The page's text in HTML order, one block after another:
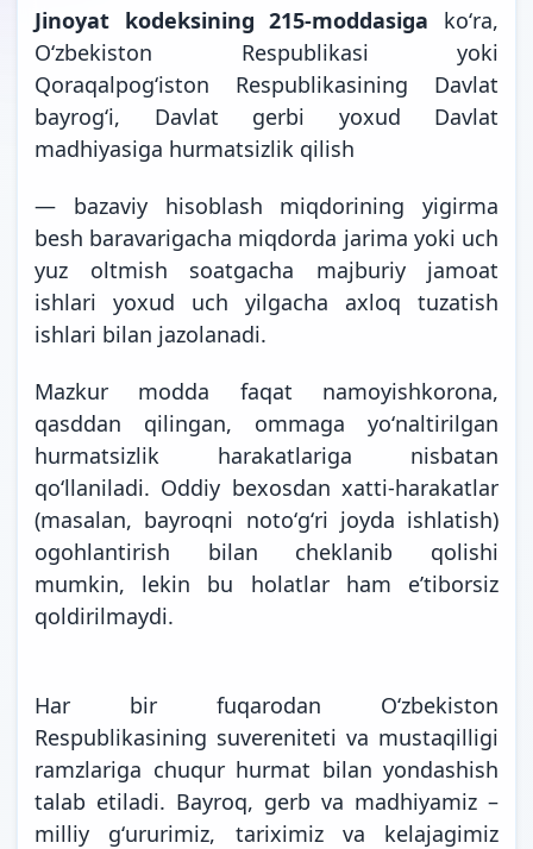
Jinoyat kodeksining 215-moddasiga koʻra,
Oʻzbekiston Respublikasi yoki
Qoraqalpogʻiston Respublikasining Davlat
bayrogʻi, Davlat gerbi yoxud Davlat
madhiyasiga hurmatsizlik qilish
— bazaviy hisoblash miqdorining yigirma
besh baravarigacha miqdorda jarima yoki uch
yuz oltmish soatgacha majburiy jamoat
ishlari yoxud uch yilgacha axloq tuzatish
ishlari bilan jazolanadi.
Mazkur modda faqat namoyishkorona,
qasddan qilingan, ommaga yoʻnaltirilgan
hurmatsizlik harakatlariga nisbatan
qoʻllaniladi. Oddiy bexosdan xatti-harakatlar
(masalan, bayroqni notoʻgʻri joyda ishlatish)
ogohlantirish bilan cheklanib qolishi
mumkin, lekin bu holatlar ham eʼtiborsiz
qoldirilmaydi.
Har bir fuqarodan Oʻzbekiston
Respublikasining suvereniteti va mustaqilligi
ramzlariga chuqur hurmat bilan yondashish
talab etiladi. Bayroq, gerb va madhiyamiz –
milliy gʻururimiz, tariximiz va kelajagimiz